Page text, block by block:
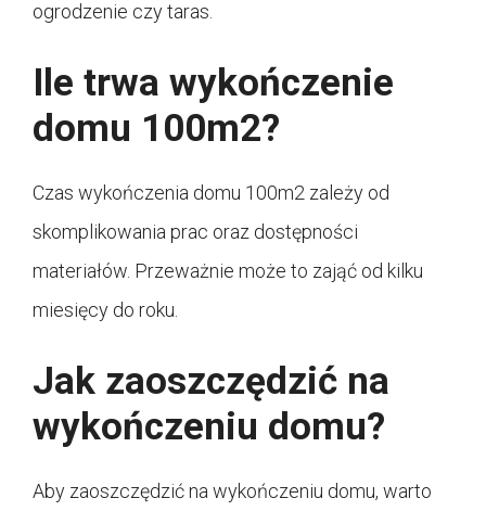
ogrodzenie czy taras.
Ile trwa wykończenie
domu 100m2?
Czas wykończenia domu 100m2 zależy od
skomplikowania prac oraz dostępności
materiałów. Przeważnie może to zająć od kilku
miesięcy do roku.
Jak zaoszczędzić na
wykończeniu domu?
Aby zaoszczędzić na wykończeniu domu, warto